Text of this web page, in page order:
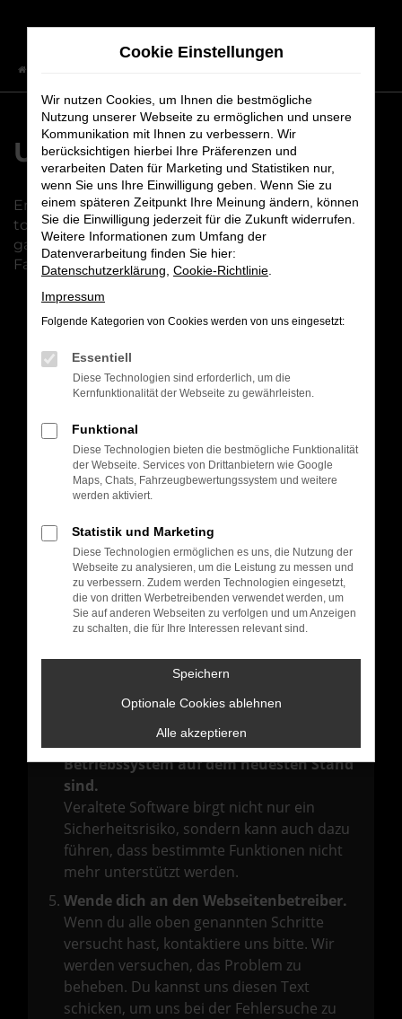
Zum
springen
Unser Fahrzeugbestand
Entdecken Sie unsere vielfältige Auswahl an
topgepflegten Fahrzeugen. Bei uns finden Sie
garantiert das passende Modell – Qualität und
Fahrspaß inklusive!
Fehler: Network Error
Beim Laden ist ein Fehler aufgetreten.
Hier sind ein paar Tipps, die dir helfen können:
Überprüfe deine Firewall und deine
Internetverbindung.
Laden andere Webseiten, zum Beispiel
deine Suchmaschine?
Prüfe deine Browsererweiterungen.
Manche Erweiterungen, wie Werbeblocker,
können das Laden bestimmter Seiten
verhindern. Funktioniert die Seite in einem
anderen Browser oder in einem privaten
Starte dein Gerät neu.
vorübergehende Probleme zu beheben.
Stelle sicher, dass dein Browser und dein
Betriebssystem auf dem neuesten Stand
sind.
Veraltete Software birgt nicht nur ein
Sicherheitsrisiko, sondern kann auch dazu
führen, dass bestimmte Funktionen nicht
mehr unterstützt werden.
Wende dich an den Webseitenbetreiber.
Wenn du alle oben genannten Schritte
versucht hast, kontaktiere uns bitte. Wir
werden versuchen, das Problem zu
beheben. Du kannst uns diesen Text
schicken, um uns bei der Fehlersuche zu
Cookie Einstellungen
Wir nutzen Cookies, um Ihnen die bestmögliche
Nutzung unserer Webseite zu ermöglichen und unsere
Kommunikation mit Ihnen zu verbessern. Wir
berücksichtigen hierbei Ihre Präferenzen und
verarbeiten Daten für Marketing und Statistiken nur,
wenn Sie uns Ihre Einwilligung geben. Wenn Sie zu
einem späteren Zeitpunkt Ihre Meinung ändern, können
Sie die Einwilligung jederzeit für die Zukunft widerrufen.
Weitere Informationen zum Umfang der
Datenverarbeitung finden Sie hier:
Datenschutzerklärung Cookie-Richtlinie
Impressum
Folgende Kategorien von Cookies werden von uns eingesetzt:
Essentiell
Diese Technologien sind erforderlich, um die
Kernfunktionalität der Webseite zu gewährleisten.
Funktional
Diese Technologien bieten die bestmögliche Funktionalität
der Webseite. Services von Drittanbietern wie Google
Maps, Chats, Fahrzeugbewertungssystem und weitere
werden aktiviert.
Statistik und Marketing
Diese Technologien ermöglichen es uns, die Nutzung der
Webseite zu analysieren, um die Leistung zu messen und
zu verbessern. Zudem werden Technologien eingesetzt,
die von dritten Werbetreibenden verwendet werden, um
Sie auf anderen Webseiten zu verfolgen und um Anzeigen
zu schalten, die für Ihre Interessen relevant sind.
Speichern
Optionale Cookies ablehnen
Alle akzeptieren